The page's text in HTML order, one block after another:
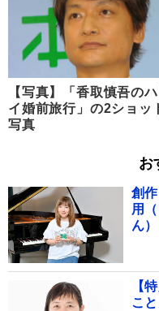
【写真】「香取慎吾の
イ婚前旅行」の2ショッ
写真
お
創
用
ん
【
こ